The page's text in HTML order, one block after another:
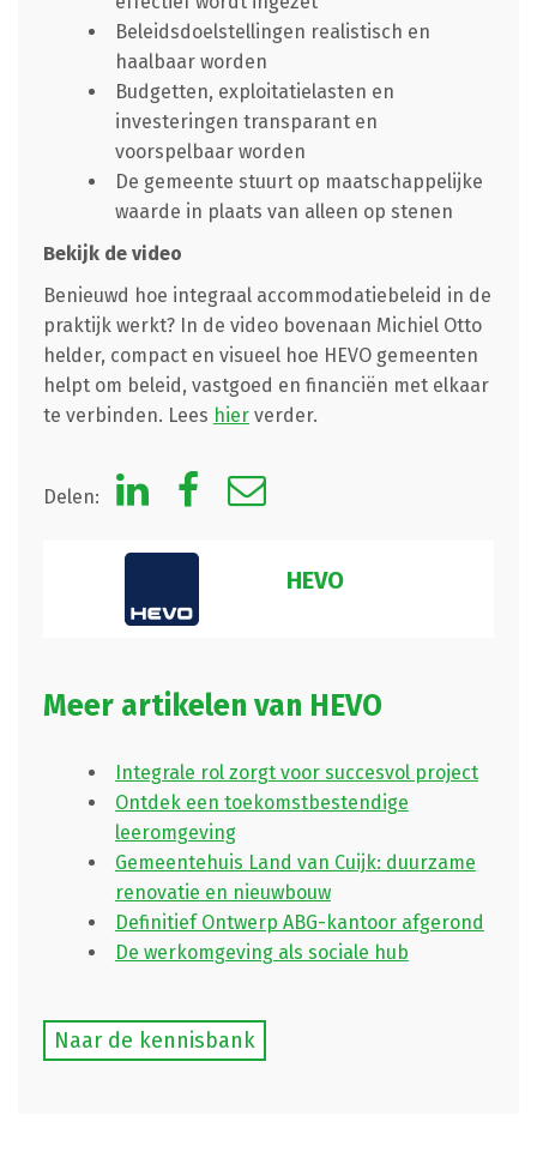
Beleidsdoelstellingen realistisch en
haalbaar worden
Budgetten, exploitatielasten en
investeringen transparant en
voorspelbaar worden
De gemeente stuurt op maatschappelijke
waarde in plaats van alleen op stenen
Bekijk de video
Benieuwd hoe integraal accommodatiebeleid in de
praktijk werkt? In de video bovenaan Michiel Otto
helder, compact en visueel hoe HEVO gemeenten
helpt om beleid, vastgoed en financiën met elkaar
te verbinden. Lees hierverder.
Delen:
HEVO
Meer artikelen van HEVO
Integrale rol zorgt voor succesvol project
Ontdek een toekomstbestendige
leeromgeving
Gemeentehuis Land van Cuijk: duurzame
renovatie en nieuwbouw
Definitief Ontwerp ABG-kantoor afgerond
De werkomgeving als sociale hub
Naar de kennisbank